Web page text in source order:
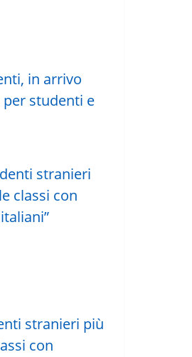
in arrivo
per studenti e
stranieri più
con